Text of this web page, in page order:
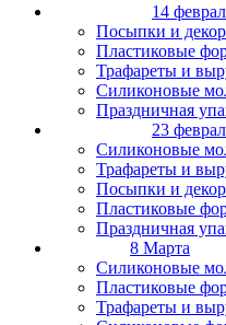
14
Посыпки и
Пластиковые
Трафареты и
Силиконовые
Праздничная
23
Силиконовые
Трафареты и
Посыпки и
Пластиковые
Праздничная
8 Марта
Силиконовые
Пластиковые
Трафареты и